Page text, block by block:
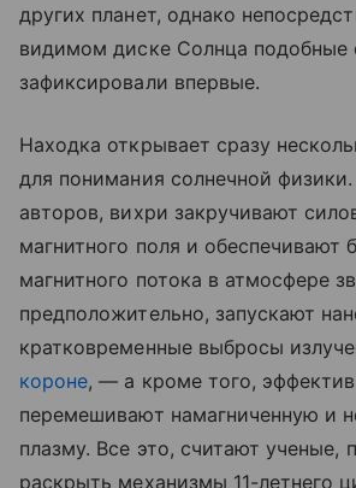
других планет, однако
видимом диске Солнца подобные
зафиксировали впервые.
Находка открывает сразу
для понимания солнечной
авторов, вихри закручивают
магнитного поля и обеспечивают
магнитного потока в атмосфере
предположительно, запускают
кратковременные выбросы
короне, — а кроме того,
перемешивают намагниченную и
плазму. Все это, считают ученые,
раскрыть механизмы 11-летнего